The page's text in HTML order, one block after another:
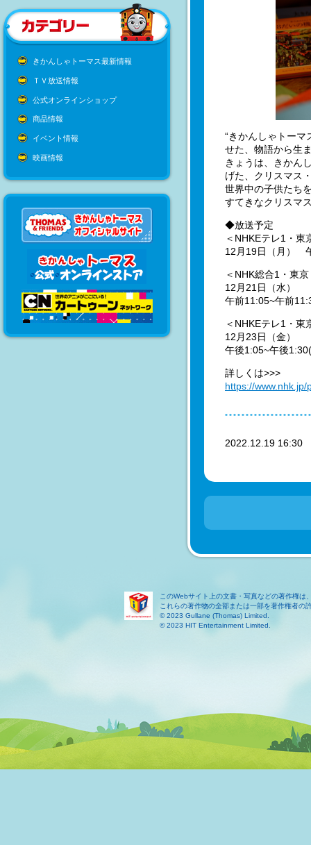
きかんしゃトーマス最新情報
ＴＶ放送情報
公式オンラインショップ
商品情報
イベント情報
映画情報
“きかんしゃトーマ
せた、物語から生
きょうは、きかん
げた、クリスマス
世界中の子供たち
すてきなクリスマ
◆放送予定
＜NHKEテレ1・東
12月19日（月）
＜NHK総合1・東
12月21日（水）
午前11:05~午前
＜NHKEテレ1・東
12月23日（金）
午後1:05~午後
詳しくは>>>
https://www.nhk.jp/
2022.12.19
このWebサイト上の文書・写真などの著作権
これらの著作物の全部または一部を著作権者の
© 2023 Gullane (Thomas) Limited.
© 2023 HIT Entertainment Limited.